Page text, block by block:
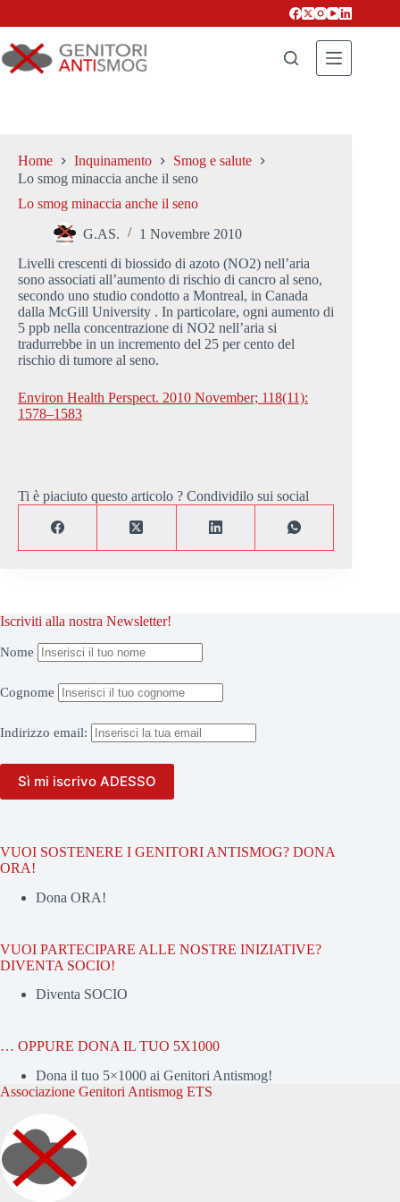
Home Inquinamento
Smog e salute
Lo smog minaccia anche il seno
Lo smog minaccia anche il seno
G.AS.
1 Novembre 2010
Livelli crescenti di biossido di azoto (NO2) nell’aria
sono associati all’aumento di rischio di cancro al seno,
secondo uno studio condotto a Montreal, in Canada
dalla McGill University . In particolare, ogni aumento di
5 ppb nella concentrazione di NO2 nell’aria si
tradurrebbe in un incremento del 25 per cento del
rischio di tumore al seno.
Environ Health Perspect. 2010 November; 118(11):
1578–1583
Ti è piaciuto questo articolo ? Condividilo sui social
Iscriviti alla nostra Newsletter!
Nome
Cognome
Indirizzo email:
VUOI SOSTENERE I GENITORI ANTISMOG? DONA
ORA!
Dona ORA!
VUOI PARTECIPARE ALLE NOSTRE INIZIATIVE?
DIVENTA SOCIO!
Diventa SOCIO
… OPPURE DONA IL TUO 5X1000
Dona il tuo 5×1000 ai Genitori Antismog!
Associazione Genitori Antismog ETS